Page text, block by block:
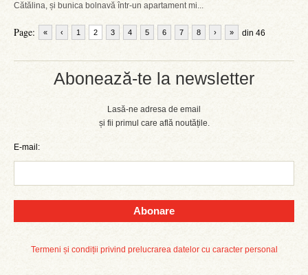
Abonează-te la newsletter
Lasă-ne adresa de email
și fii primul care află noutățile.
E-mail:
Abonare
Termeni și condiții privind prelucrarea datelor cu caracter personal
Cătălina, și bunica bolnavă într-un apartament mi...
Page: « ‹ 1 2 3 4 5 6 7 8 din 46
› »